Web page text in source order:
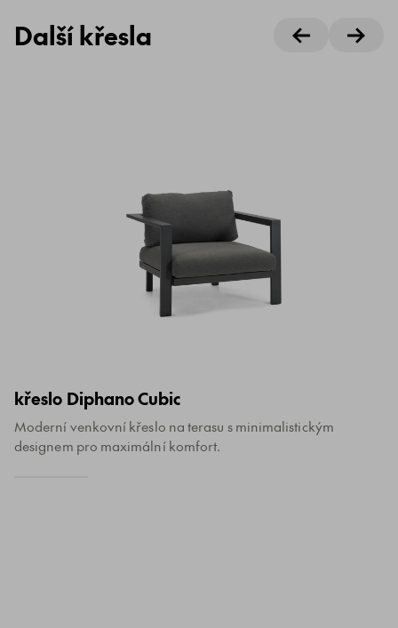
Další křesla
křeslo Diphano Cubic
Moderní venkovní křeslo na terasu s minimalistickým
designem pro maximální komfort.